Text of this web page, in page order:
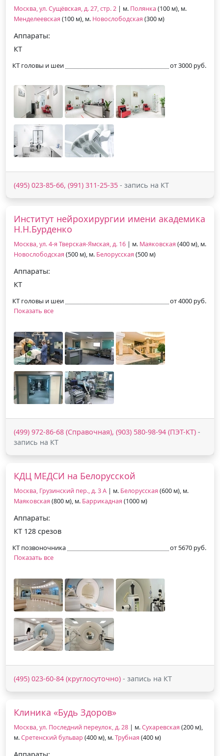
Москва, ул. Сущёвская, д. 27, стр. 2 | м. Полянка (100 м), м.
Менделеевская (100 м), м. Новослободская (300 м)
Аппараты:
КТ
КТ головы и шеи от 3000 руб.
(495) 023-85-66, (991) 311-25-35 - запись на КТ
Институт нейрохирургии имени академика
Н.Н.Бурденко
Москва, ул. 4-я Тверская-Ямская, д. 16 | м. Маяковская (400 м), м.
Новослободская (500 м), м. Белорусская (500 м)
Аппараты:
КТ
КТ головы и шеи
от 4000 руб.
Показать все
(499) 972-86-68 (Справочная), (903) 580-98-94 (ПЭТ-КТ) -
запись на КТ
КДЦ МЕДСИ на Белорусской
Москва, Грузинский пер., д. 3 А | м. Белорусская (600 м), м.
Маяковская (800 м), м. Баррикадная (1000 м)
Аппараты:
КТ 128 срезов
КТ позвоночника
от 5670 руб.
Показать все
(495) 023-60-84 (круглосуточно) - запись на КТ
Клиника «Будь Здоров»
Москва, ул. Последний переулок, д. 28 | м.Сухаревская (200 м),
м.Сретенский бульвар (400 м), м.Трубная (400 м)